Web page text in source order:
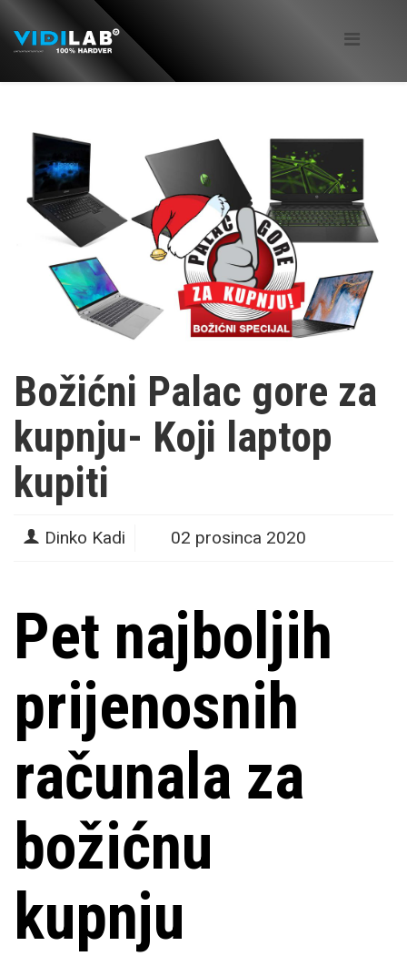
Božićni Palac gore za
kupnju- Koji laptop
kupiti
Dinko Kadi 02 prosinca 2020
Pet najboljih
prijenosnih
računala za
božićnu
kupnju